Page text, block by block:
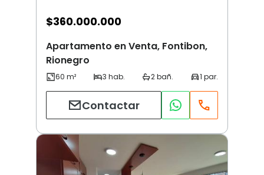
$360.000.000
Apartamento en Venta, Fontibon,
Rionegro
Contactar